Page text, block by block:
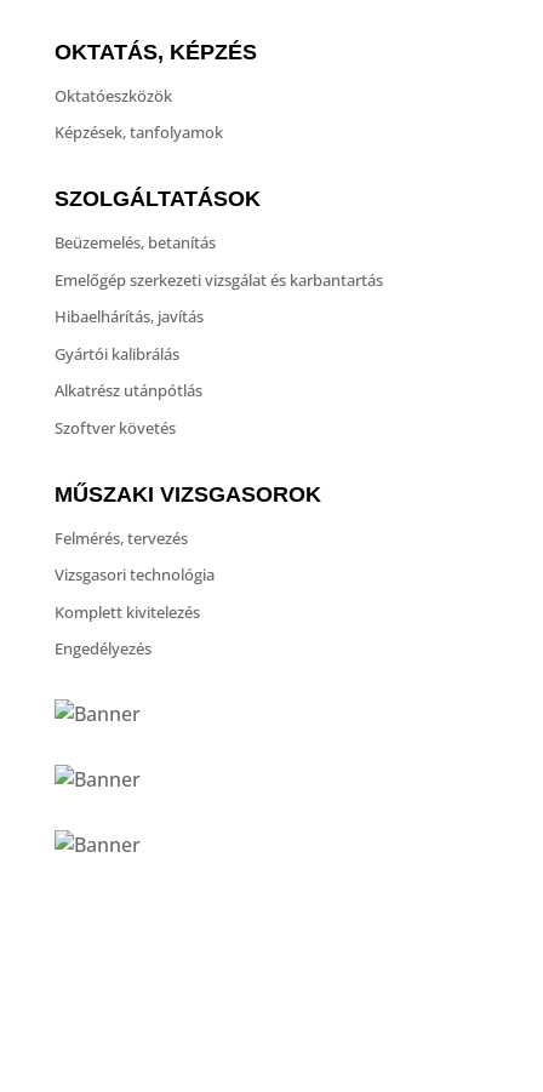
OKTATÁS, KÉPZÉS
Oktatóeszközök
Képzések, tanfolyamok
SZOLGÁLTATÁSOK
Beüzemelés, betanítás
Emelőgép szerkezeti vizsgálat és karbantartás
Hibaelhárítás, javítás
Gyártói kalibrálás
Alkatrész utánpótlás
Szoftver követés
MŰSZAKI VIZSGASOROK
Felmérés, tervezés
Vizsgasori technológia
Komplett kivitelezés
Engedélyezés